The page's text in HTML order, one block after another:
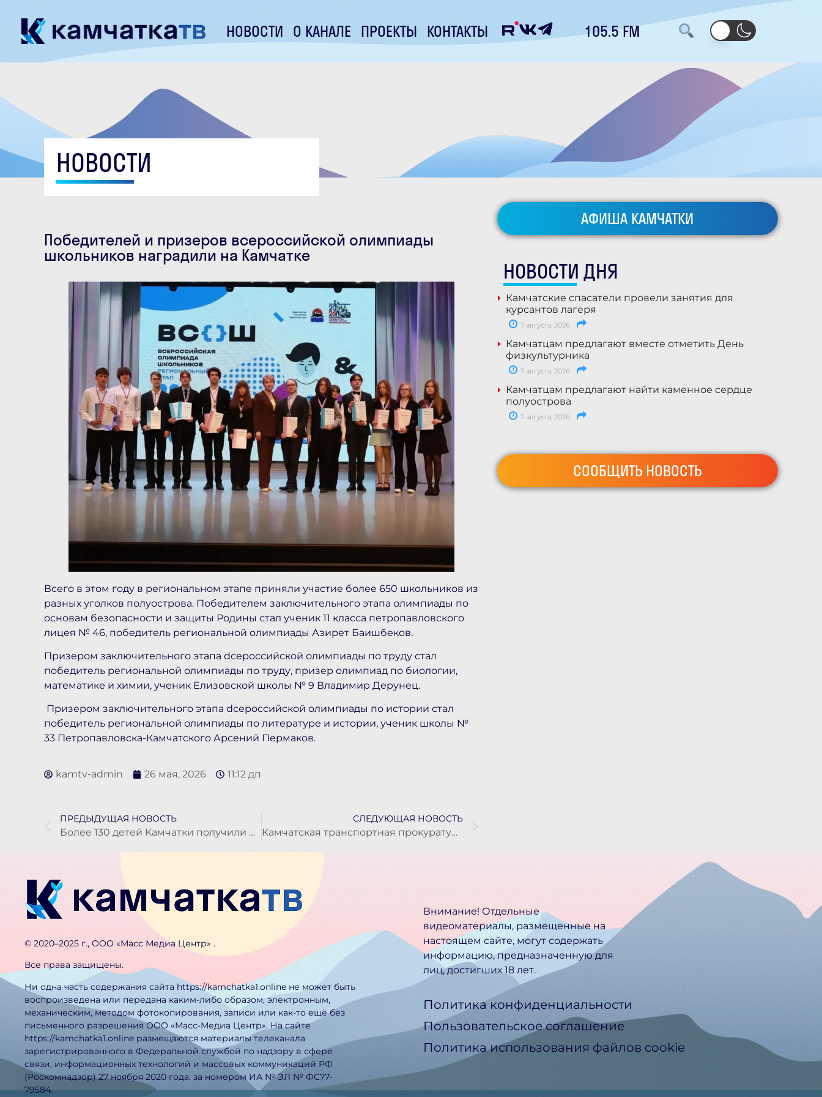
НОВОСТИ О КАНАЛЕ ПРОЕКТЫ КОНТАКТЫ 105.5 FM
НОВОСТИ
Победителей и призеров всероссийской олимпиады
школьников наградили на Камчатке
Всего в этом году в региональном этапе приняли участие более 650 школьников из
разных уголков полуострова. Победителем заключительного этапа олимпиады по
основам безопасности и защиты Родины стал ученик 11 класса петропавловского
лицея № 46, победитель региональной олимпиады Азирет Баишбеков.
Призером заключительного этапа dсероссийской олимпиады по труду стал
победитель региональной олимпиады по труду, призер олимпиад по биологии,
математике и химии, ученик Елизовской школы № 9 Владимир Дерунец.
Призером заключительного этапа dсероссийской олимпиады по истории стал
победитель региональной олимпиады по литературе и истории, ученик школы №
33 Петропавловска-Камчатского Арсений Пермаков.
kamtv-admin 26 мая, 2026 11:12 дп
ПРЕДЫДУЩАЯ НОВОСТЬ
Более 130 детей Камчатки получили медицинскую помощь от федеральных экспертов
СЛЕДУЮЩАЯ НОВОСТЬ
Камчатская транспортная прокуратура выявила факт сокрытия аварийного случая с морским судном
АФИША КАМЧАТКИ
НОВОСТИ ДНЯ
Камчатские спасатели провели занятия для
курсантов лагеря
7 августа, 2026
Камчатцам предлагают вместе отметить День
физкультурника
7 августа, 2026
Камчатцам предлагают найти каменное сердце
полуострова
7 августа, 2026
СООБЩИТЬ НОВОСТЬ
©️ 2020–2025 г., ООО «Масс Медиа Центр» .
Все права защищены.
Ни одна часть содержания сайта https://kamchatka1.online не может быть
воспроизведена или передана каким-либо образом, электронным,
механическим, методом фотокопирования, записи или как-то ещё без
письменного разрешения ООО «Масс-Медиа Центр». На сайте
https://kamchatka1.online размещаются материалы телеканала
зарегистрированного в Федеральной службой по надзору в сфере
связи, информационных технологий и массовых коммуникаций РФ
(Роскомнадзор) 27 ноября 2020 года. за номером ИА № ЭЛ № ФС77-
79584.
Внимание! Отдельные
видеоматериалы, размещенные на
настоящем сайте, могут содержать
информацию, предназначен­ную для
лиц, достигших 18 лет.
Политика конфиденциальности
Пользовательское соглашение
Политика использования файлов cookie